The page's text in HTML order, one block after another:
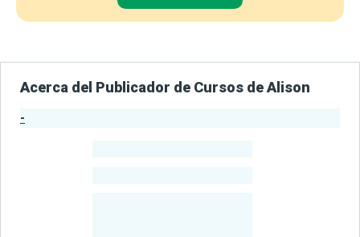
Acerca del Publicador de Cursos de Alison
-